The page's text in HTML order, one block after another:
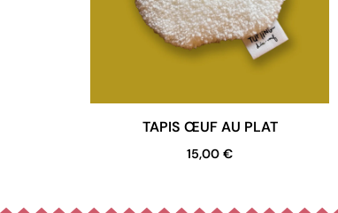
TAPIS ŒUF AU PLAT
15,00 €